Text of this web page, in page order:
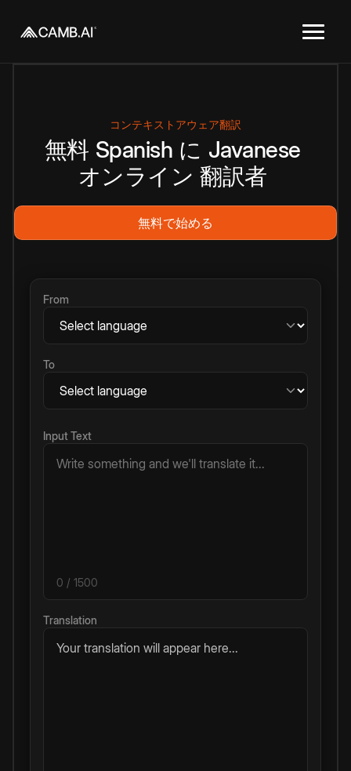
コンテキストアウェア翻訳
無料 Spanish に Javanese
オンライン 翻訳者
無料で始める
From
To
Input Text
0 / 1500
Translation
Your translation will appear here...